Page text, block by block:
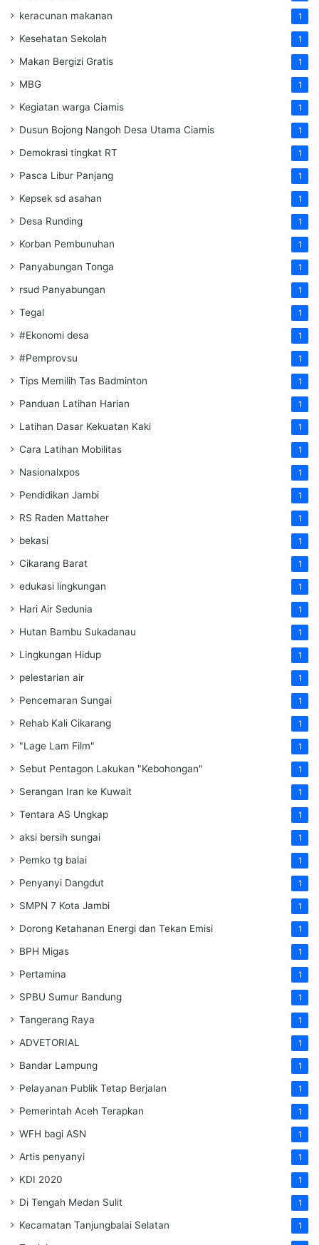
keracunan makanan 1
Kesehatan Sekolah 1
Makan Bergizi Gratis 1
MBG 1
Kegiatan warga Ciamis 1
Dusun Bojong Nangoh Desa Utama Ciamis 1
Demokrasi tingkat RT 1
Pasca Libur Panjang 1
Kepsek sd asahan 1
Desa Runding 1
Korban Pembunuhan 1
Panyabungan Tonga 1
rsud Panyabungan 1
Tegal 1
#Ekonomi desa 1
#Pemprovsu 1
Tips Memilih Tas Badminton 1
Panduan Latihan Harian 1
Latihan Dasar Kekuatan Kaki 1
Cara Latihan Mobilitas 1
Nasionalxpos 1
Pendidikan Jambi 1
RS Raden Mattaher 1
bekasi 1
Cikarang Barat 1
edukasi lingkungan 1
Hari Air Sedunia 1
Hutan Bambu Sukadanau 1
Lingkungan Hidup 1
pelestarian air 1
Pencemaran Sungai 1
Rehab Kali Cikarang 1
"Lage Lam Film" 1
Sebut Pentagon Lakukan "Kebohongan" 1
Serangan Iran ke Kuwait 1
Tentara AS Ungkap 1
aksi bersih sungai 1
Pemko tg balai 1
Penyanyi Dangdut 1
SMPN 7 Kota Jambi 1
Dorong Ketahanan Energi dan Tekan Emisi 1
BPH Migas 1
Pertamina 1
SPBU Sumur Bandung 1
Tangerang Raya 1
ADVETORIAL 1
Bandar Lampung 1
Pelayanan Publik Tetap Berjalan 1
Pemerintah Aceh Terapkan 1
WFH bagi ASN 1
Artis penyanyi 1
KDI 2020 1
Di Tengah Medan Sulit 1
Kecamatan Tanjungbalai Selatan 1